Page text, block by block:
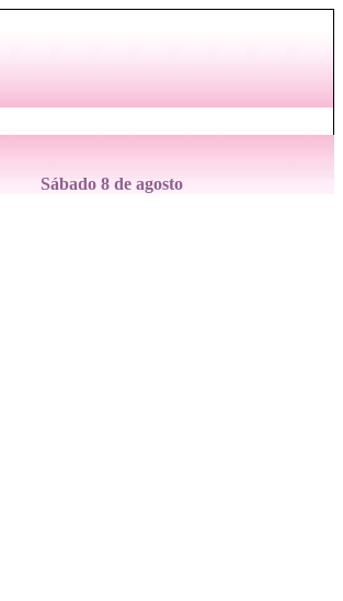
Sábado 8 de agosto